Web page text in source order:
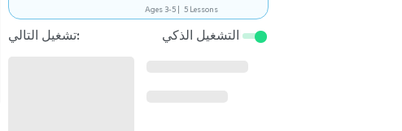
Ages 3-5 | 5 Lessons
تشغيل التالي: